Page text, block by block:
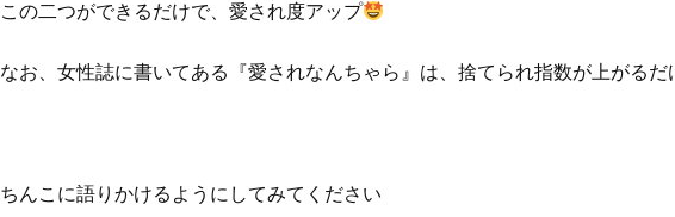
この二つができるだけで、愛され度アップ
なお、女性誌に書いてある『愛されなんちゃら』は、捨てられ指数が上がるだ
ちんこに語りかけるようにしてみてください